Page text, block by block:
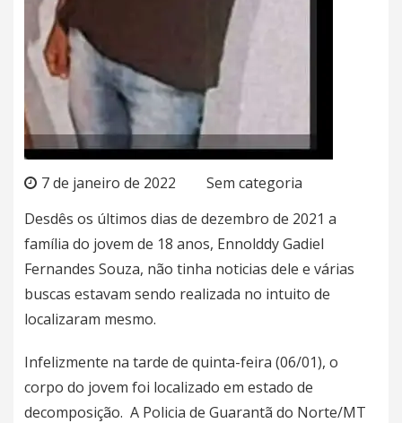
7 de janeiro de 2022
Sem categoria
Desdês os últimos dias de dezembro de 2021 a
família do jovem de 18 anos, Ennolddy Gadiel
Fernandes Souza, não tinha noticias dele e várias
buscas estavam sendo realizada no intuito de
localizaram mesmo.
Infelizmente na tarde de quinta-feira (06/01), o
corpo do jovem foi localizado em estado de
decomposição. A Policia de Guarantã do Norte/MT